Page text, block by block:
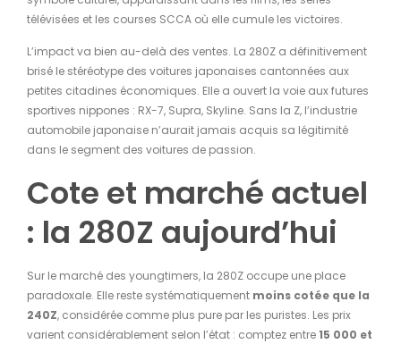
télévisées et les courses SCCA où elle cumule les victoires.
L’impact va bien au-delà des ventes. La 280Z a définitivement
brisé le stéréotype des voitures japonaises cantonnées aux
petites citadines économiques. Elle a ouvert la voie aux futures
sportives nippones : RX-7, Supra, Skyline. Sans la Z, l’industrie
automobile japonaise n’aurait jamais acquis sa légitimité
dans le segment des voitures de passion.
Cote et marché actuel
: la 280Z aujourd’hui
Sur le marché des youngtimers, la 280Z occupe une place
paradoxale. Elle reste systématiquement moins cotée que la
240Z, considérée comme plus pure par les puristes. Les prix
varient considérablement selon l’état : comptez entre15 000 et